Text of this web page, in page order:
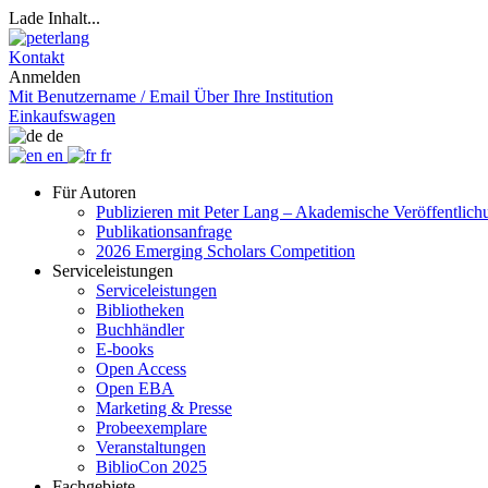
Lade Inhalt...
Kontakt
Anmelden
Mit Benutzername / Email Über Ihre Institution
Einkaufswagen
de
en
fr
Für Autoren
Publizieren mit Peter Lang – Akademische
Publikationsanfrage
2026 Emerging Scholars Competition
Serviceleistungen
Serviceleistungen
Bibliotheken
Buchhändler
E-books
Open Access
Open EBA
Marketing & Presse
Probeexemplare
Veranstaltungen
BiblioCon 2025